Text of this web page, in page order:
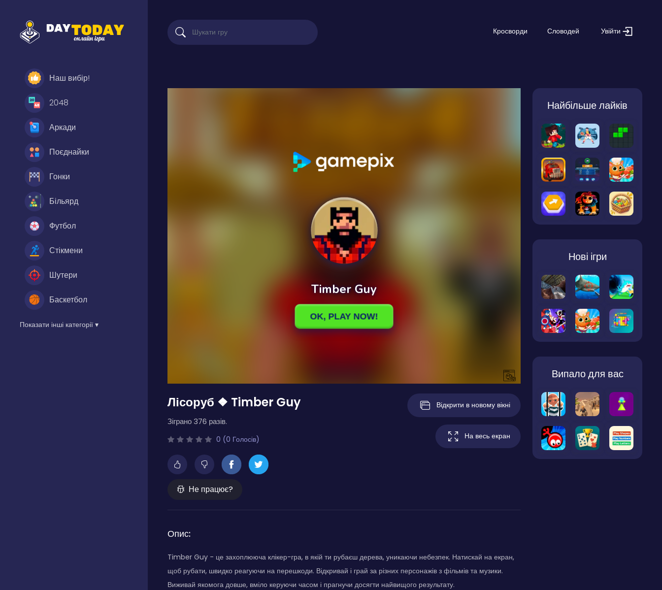
Наш вибір!
2048
Аркади
Поєднайки
Гонки
Більярд
Футбол
Стікмени
Шутери
Баскетбол
Показати інші категорії ▾
Кросворди Словодей Увійти
Лісоруб ❖ Timber Guy
Зіграно 376 разів.
0 (0 Голосів)
Не працює?
Відкрити в новому вікні
На весь екран
Опис:
Timber Guy - це захоплююча клікер-гра, в якій ти рубаєш дерева, уникаючи небезпек. Натискай на екран,
щоб рубати, швидко реагуючи на перешкоди. Відкривай і грай за різних персонажів з фільмів та музики.
Виживай якомога довше, вміло керуючи часом і прагнучи досягти найвищого результату.
Найбільше лайків
Нові ігри
Випало для вас